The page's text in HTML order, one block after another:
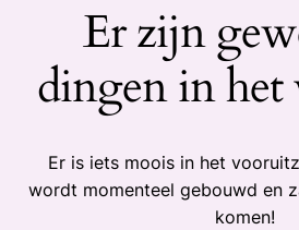
CONTACT
SHOP
Winkelmand
Er zijn
dingen in het
Er is iets moois in het
wordt momenteel gebouwd en
komen!